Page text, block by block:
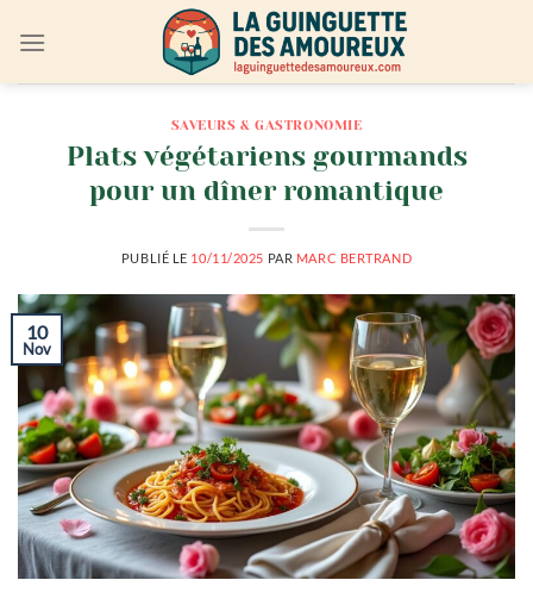
SAVEURS & GASTRONOMIE
Plats végétariens gourmands
pour un dîner romantique
PUBLIÉ LE 10/11/2025 PAR MARC BERTRAND
10
Nov